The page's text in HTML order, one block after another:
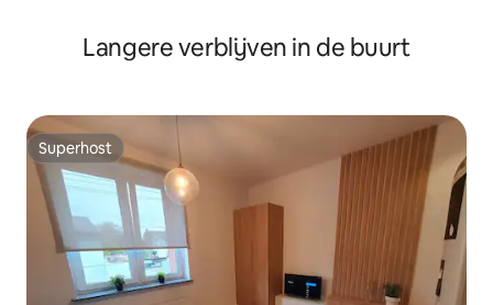
Langere verblijven in de buurt
Superhost
Superhost